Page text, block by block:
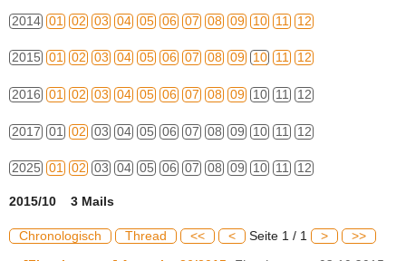
2014 01 02 03 04 05 06 07 08 09 10 11 12
2015 01 02 03 04 05 06 07 08 09 10 11 12
2016 01 02 03 04 05 06 07 08 09 10 11 12
2017 01 02 03 04 05 06 07 08 09 10 11 12
2025 01 02 03 04 05 06 07 08 09 10 11 12
2015/10 3 Mails
Chronologisch Thread << < Seite 1 / 1 > >>